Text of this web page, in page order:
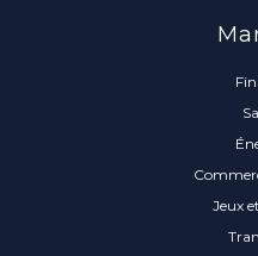
Jeux